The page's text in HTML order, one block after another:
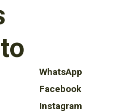
WhatsApp
Facebook
Instagram